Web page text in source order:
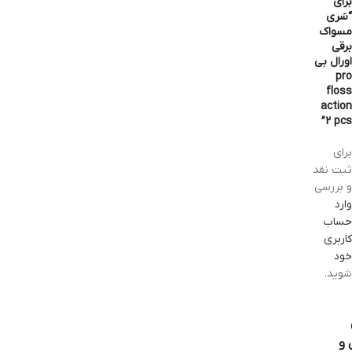
“سَری
مسواک
برقی
اورال بی
pro
floss
action
2 pcs”
برای
ثبت نقد
و بررسی
وارد
حساب
کاربری
خود
شوید.
و